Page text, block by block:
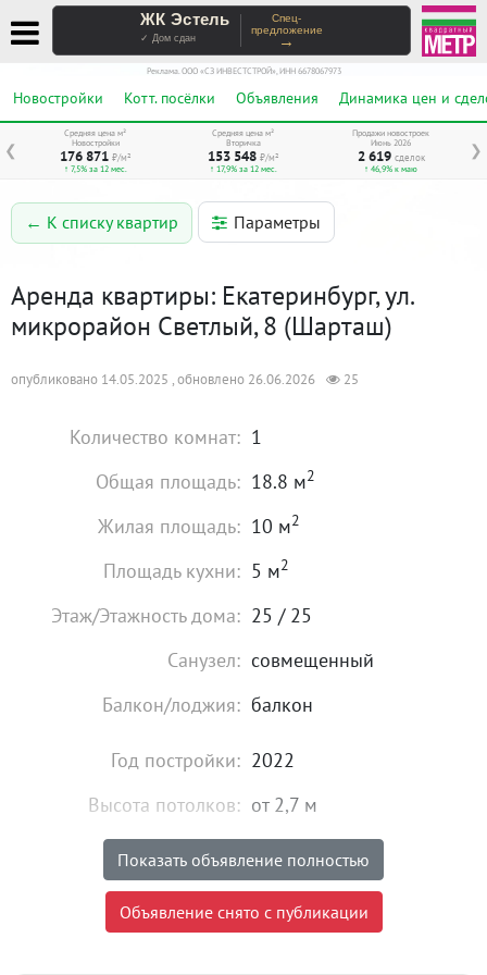
ЖК Эстель
✓ Дом сдан
Спец-
предложение
→
Реклама. ООО «СЗ ИНВЕСТСТРОЙ», ИНН 6678067973
Новостройки Котт. посёлки Объявления Динамика цен и
❮ ❯
Средняя цена м²
Новостройки
176 871 ₽/м²
↑ 7,5% за 12 мес.
Средняя цена м²
Вторичка
153 548 ₽/м²
↑ 17,9% за 12 мес.
Продажи новостроек
Июнь 2026
2 619 сделок
↑ 46,9% к маю
← К списку квартир Параметры
Аренда квартиры: Екатеринбург, ул.
микрорайон Светлый, 8 (Шарташ)
опубликовано 14.05.2025 , обновлено 26.06.2026 25
Количество комнат: 1
Общая площадь: 18.8 м2
Жилая площадь: 10 м2
Площадь кухни: 5 м2
Этаж/Этажность дома: 25 / 25
Санузел: совмещенный
Балкон/лоджия: балкон
Год постройки: 2022
Высота потолков: от 2,7 м
Состояние: хорошее
Мебель: есть
Показать объявление полностью
Объявление снято с публикации